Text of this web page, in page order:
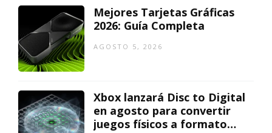
Mejores Tarjetas Gráficas
2026: Guía Completa
AGOSTO 5, 2026
Xbox lanzará Disc to Digital
en agosto para convertir
juegos físicos a formato